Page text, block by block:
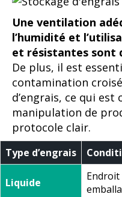
Une ventilation
l’humidité et
et résistantes sont
De plus, il est
contamination
d’engrais, ce qui
manipulation de
protocole clair.
Type d’engrais
Liquide
Endroit